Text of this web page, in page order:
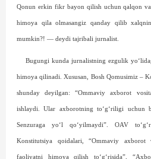
Qonun erkin fikr bayon qilish uchun qalqon
himoya qila olmasangiz qanday qilib
mumkin?! — deydi tajribali jurnalist.
Bugungi kunda jurnalistning ezgulik
himoya qilinadi. Xususan, Bosh Qomusimiz –
shunday deyilgan: “Ommaviy axborot
ishlaydi. Ular axborotning to‘g‘riligi uchun
Senzuraga yo‘l qo‘yilmaydi”. OAV
Konstitutsiya qoidalari, “Ommaviy axborot
faoliyatni himoya qilish to‘g‘risida”,